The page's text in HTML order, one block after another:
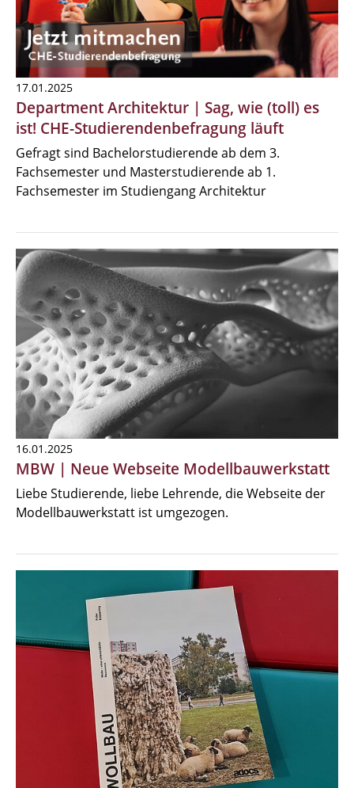
17.01.2025
Department Architektur | Sag, wie (toll) es
ist! CHE-Studierendenbefragung läuft
Gefragt sind Bachelorstudierende ab dem 3.
Fachsemester und Masterstudierende ab 1.
Fachsemester im Studiengang Architektur
16.01.2025
MBW | Neue Webseite Modellbauwerkstatt
Liebe Studierende, liebe Lehrende, die Webseite der
Modellbauwerkstatt ist umgezogen.